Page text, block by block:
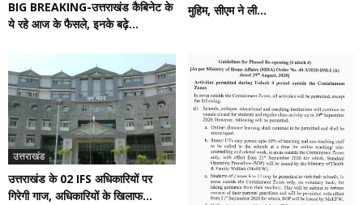
BIG BREAKING-उत्तराखंड कैबिनेट के
ये रहे आज के फैसले, इनके बढ़े...
मुहिम, सीएम ने ली...
उत्तराखंड
उत्तराखंड के 02 IFS अधिकारियों पर
गिरेगी गाज, अधिकारियों के खिलाफ...